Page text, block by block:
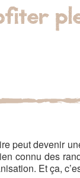
peut devenir
connu des
Et ça,